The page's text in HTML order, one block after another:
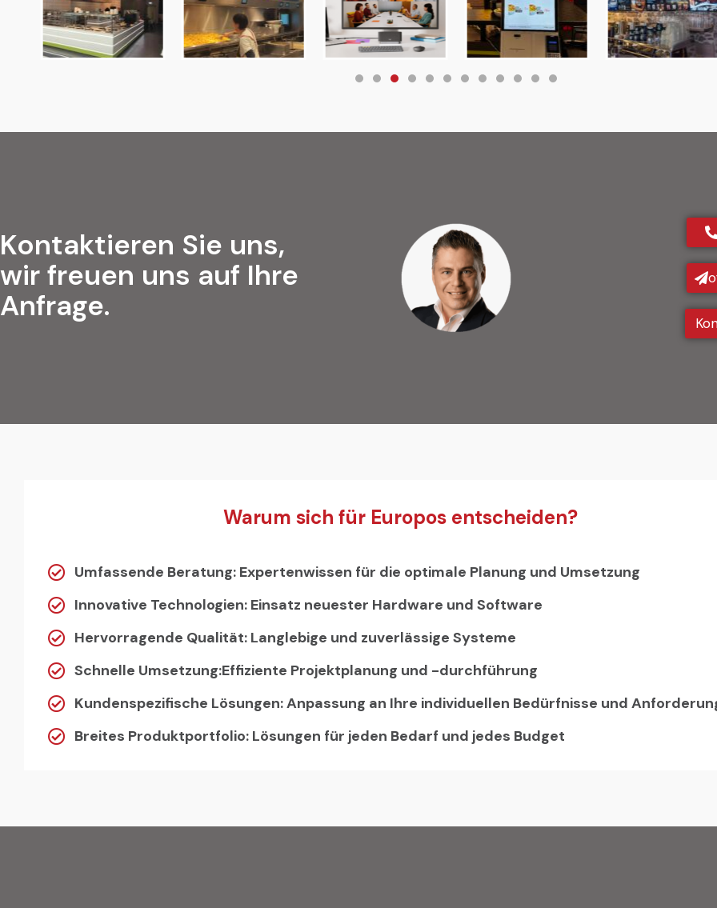
Kontaktieren Sie uns,
wir freuen uns auf Ihre
Anfrage.
Warum sich für Europos entscheiden?
Umfassende Beratung: Expertenwissen für die optimale Planung und Umsetzung
Innovative Technologien: Einsatz neuester Hardware und Software
Hervorragende Qualität: Langlebige und zuverlässige Systeme
Schnelle Umsetzung:Effiziente Projektplanung und -durchführung
Kundenspezifische Lösungen: Anpassung an Ihre individuellen Bedürfnisse und
Breites Produktportfolio: Lösungen für jeden Bedarf und jedes Budget